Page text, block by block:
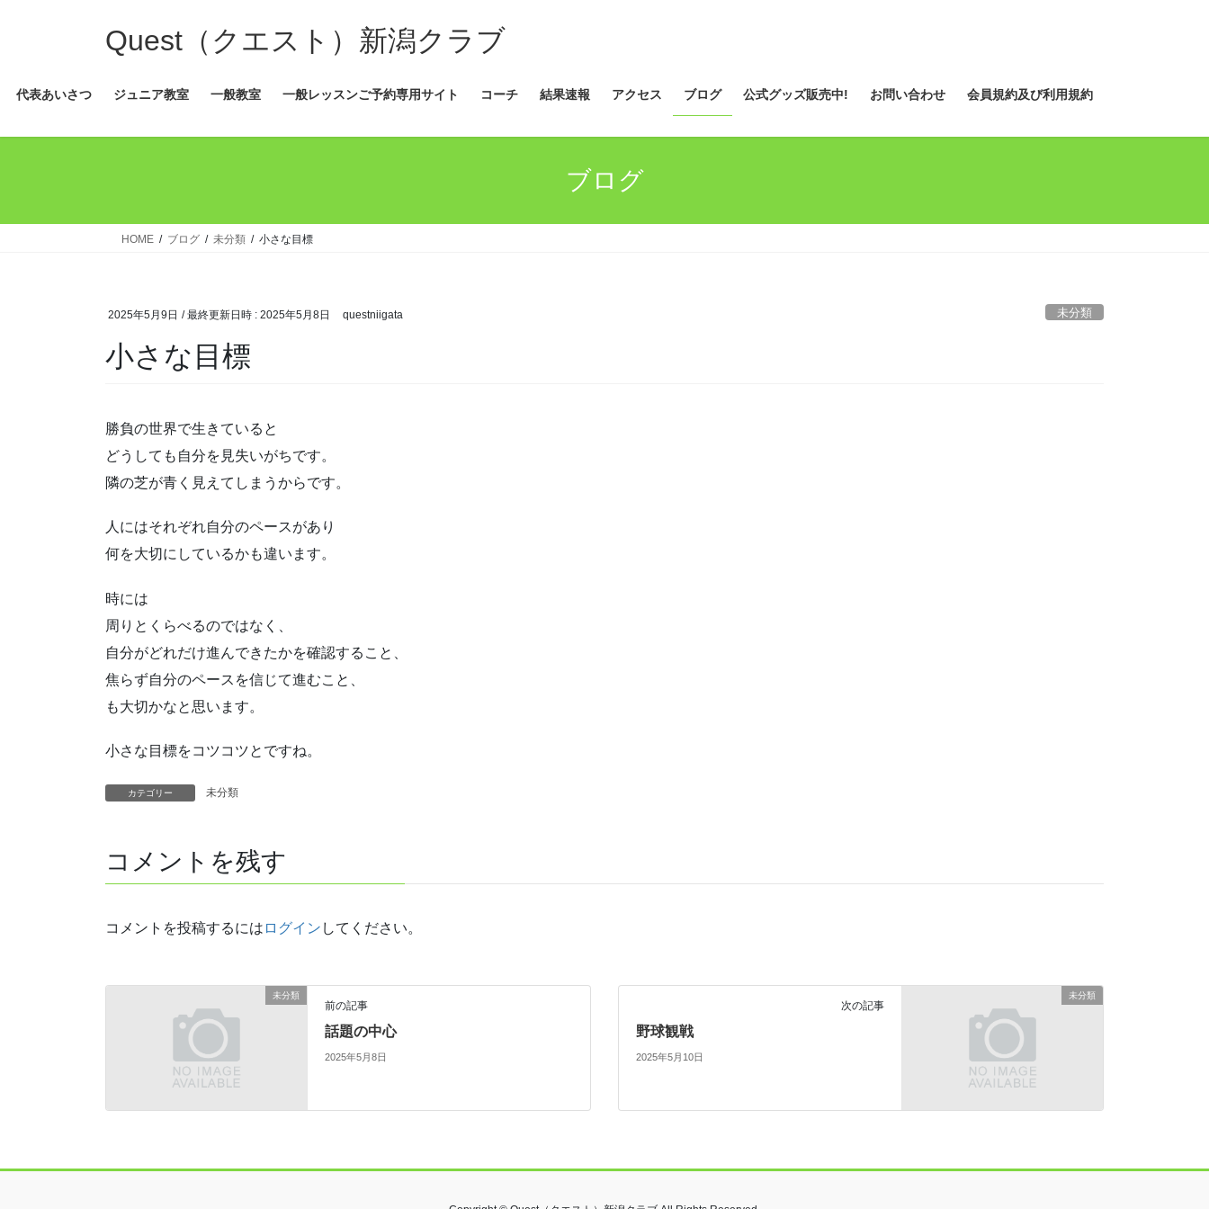
ス
ン
Quest（クエスト）新潟クラブ
代表あいさつ ジュニア教室 一般教室 一般レッスンご予約専用サイト コーチ 結果速報 アクセス ブログ 公式グッズ販売中! お問い合わせ 会員規約及び利用規約
ブログ
HOME ブログ 未分類 小さな目標
2025年5月9日 / 最終更新日時 : 2025年5月8日 questniigata 未分類
小さな目標
勝負の世界で生きていると
どうしても自分を見失いがちです。
隣の芝が青く見えてしまうからです。
人にはそれぞれ自分のペースがあり
何を大切にしているかも違います。
時には
周りとくらべるのではなく、
自分がどれだけ進んできたかを確認すること、
焦らず自分のペースを信じて進むこと、
も大切かなと思います。
小さな目標をコツコツとですね。
カテゴリー 未分類
コメントを残す
コメントを投稿するには ログイン してください。
未分類
前の記事
話題の中心
2025年5月8日
未分類
次の記事
野球観戦
2025年5月10日